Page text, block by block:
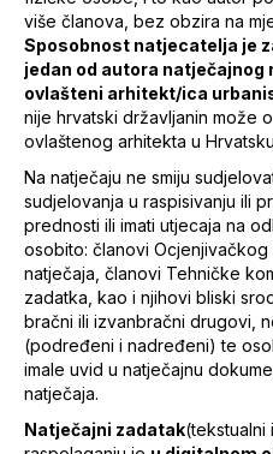
više članova, bez obzira na
Sposobnost natjecatelja je
jedan od autora
ovlašteni arhitekt/ica
nije hrvatski državljanin može
ovlaštenog arhitekta u
Na natječaju ne smiju
sudjelovanja u raspisivanju ili
prednosti ili imati utjecaja na
osobito: članovi Ocjenjivačkog
natječaja, članovi Tehničke
zadatka, kao i njihovi bliski
bračni ili izvanbračni drugovi,
(podređeni i nadređeni) te
imale uvid u natječajnu
natječaja.
Natječajni zadatak(tekstualni